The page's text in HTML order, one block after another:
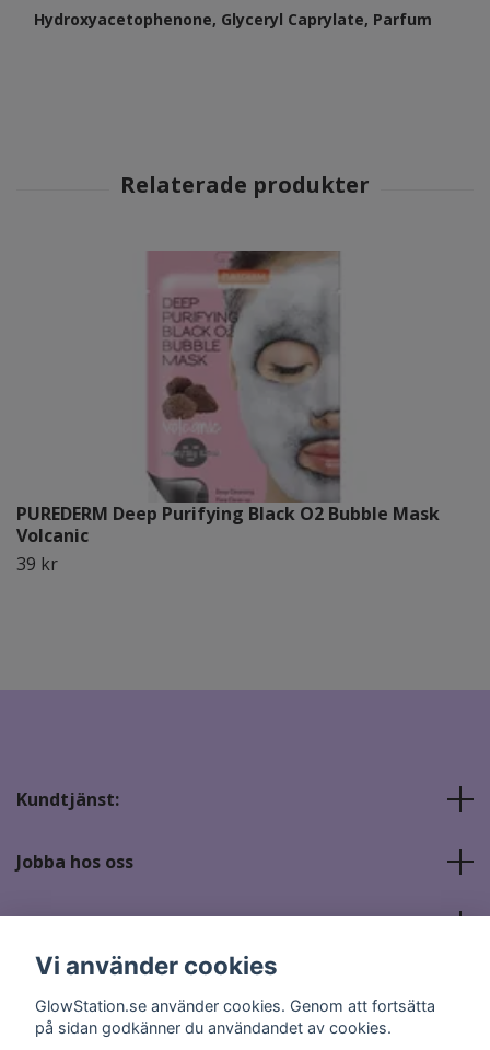
Hydroxyacetophenone, Glyceryl Caprylate, Parfum
PUREDERM Deep Purifying Black O2 Bubble Mask
Volcanic
39 kr
Kundtjänst:
Jobba hos oss
Sociala medier
Vi använder cookies
GlowStation.se använder cookies. Genom att fortsätta
på sidan godkänner du användandet av cookies.